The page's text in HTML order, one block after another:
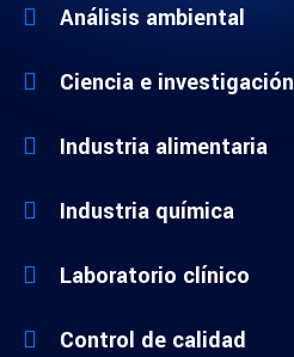
Análisis ambiental
Ciencia e investigación
Industria alimentaria
Industria química
Laboratorio clínico
Control de calidad